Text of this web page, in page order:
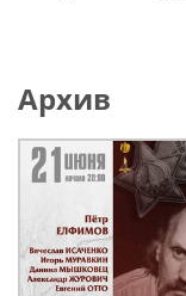
Архив